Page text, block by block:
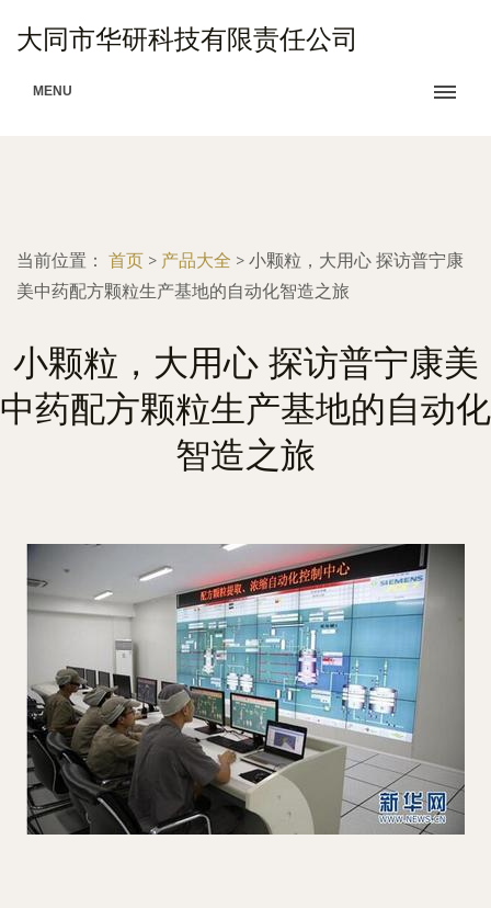
大同市华研科技有限责任公司
MENU
当前位置： 首页 > 产品大全 > 小颗粒，大用心 探访普宁康
美中药配方颗粒生产基地的自动化智造之旅
小颗粒，大用心 探访普宁康美
中药配方颗粒生产基地的自动化
智造之旅